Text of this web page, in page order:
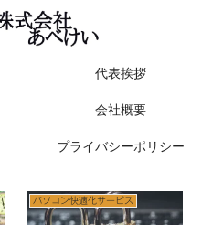
代表挨拶
会社概要
プライバシーポリシー
パソコン快適化サービス